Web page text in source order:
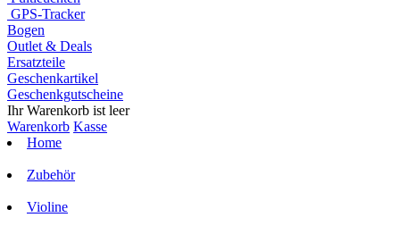
GPS-Tracker
Bogen
Outlet & Deals
Ersatzteile
Geschenkartikel
Geschenkgutscheine
Ihr Warenkorb ist leer
Warenkorb Kasse
Home
Zubehör
Violine